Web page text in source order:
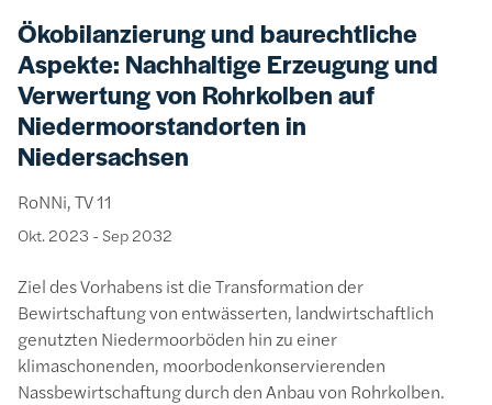
Ökobilanzierung und baurechtliche
Aspekte: Nachhaltige Erzeugung und
Verwertung von Rohrkolben auf
Niedermoorstandorten in
Niedersachsen
RoNNi, TV 11
Okt. 2023 - Sep 2032
Ziel des Vorhabens ist die Transformation der
Bewirtschaftung von entwässerten, landwirtschaftlich
genutzten Niedermoorböden hin zu einer
klimaschonenden, moorbodenkonservierenden
Nassbewirtschaftung durch den Anbau von Rohrkolben.